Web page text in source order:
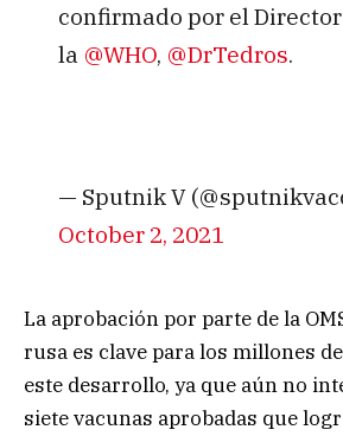
confirmado por el
la @WHO, @DrTedros.
— Sputnik V
October 2, 2021
La aprobación por parte de la
rusa es clave para los millones
este desarrollo, ya que aún no
siete vacunas aprobadas que